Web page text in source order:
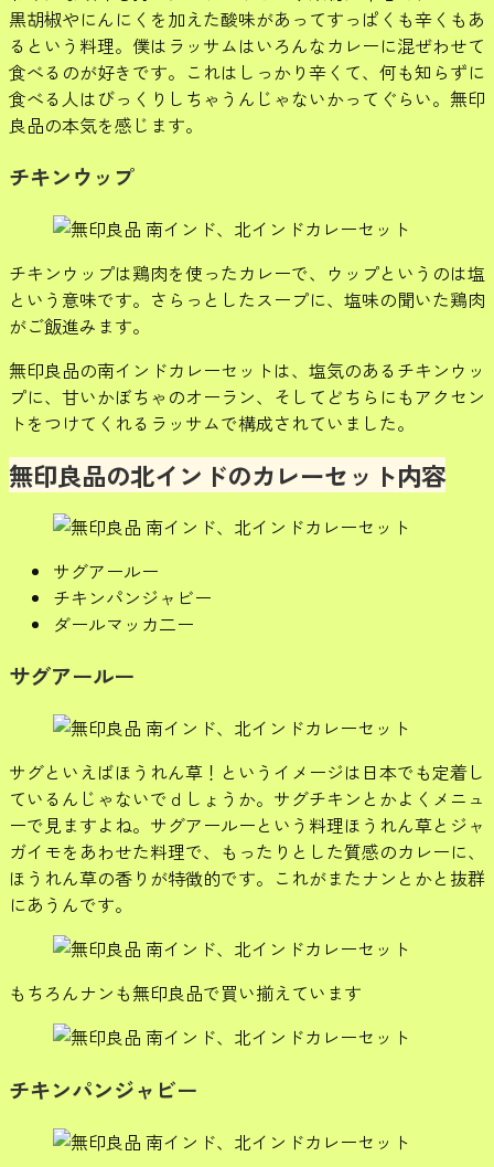
黒胡椒やにんにくを加えた酸味があってすっぱくも辛くもあ
るという料理。僕はラッサムはいろんなカレーに混ぜわせて
食べるのが好きです。これはしっかり辛くて、何も知らずに
食べる人はびっくりしちゃうんじゃないかってぐらい。無印
良品の本気を感じます。
チキンウップ
チキンウップは鶏肉を使ったカレーで、ウップというのは塩
という意味です。さらっとしたスープに、塩味の聞いた鶏肉
がご飯進みます。
無印良品の南インドカレーセットは、塩気のあるチキンウッ
プに、甘いかぼちゃのオーラン、そしてどちらにもアクセン
トをつけてくれるラッサムで構成されていました。
無印良品の北インドのカレーセット内容
サグアールー
チキンパンジャビー
ダールマッカ二ー
サグアールー
サグといえばほうれん草！というイメージは日本でも定着し
ているんじゃないでｄしょうか。サグチキンとかよくメニュ
ーで見ますよね。サグアールーという料理ほうれん草とジャ
ガイモをあわせた料理で、もったりとした質感のカレーに、
ほうれん草の香りが特徴的です。これがまたナンとかと抜群
にあうんです。
もちろんナンも無印良品で買い揃えています
チキンパンジャビー